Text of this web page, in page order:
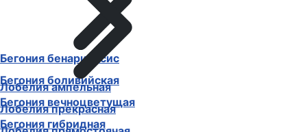
Бегония бенариенсис
Бегония боливийская
Бегония вечноцветущая
Бегония гибридная
Лобелия ампельная
Лобелия прекрасная